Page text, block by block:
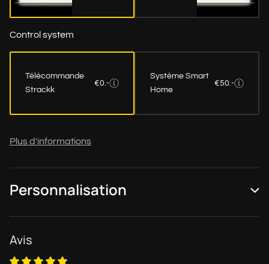
Control system
Télécommande
Strackk
€0.-
Système Smart
Home
€50.-
Plus d'informations
Personnalisation
Avis